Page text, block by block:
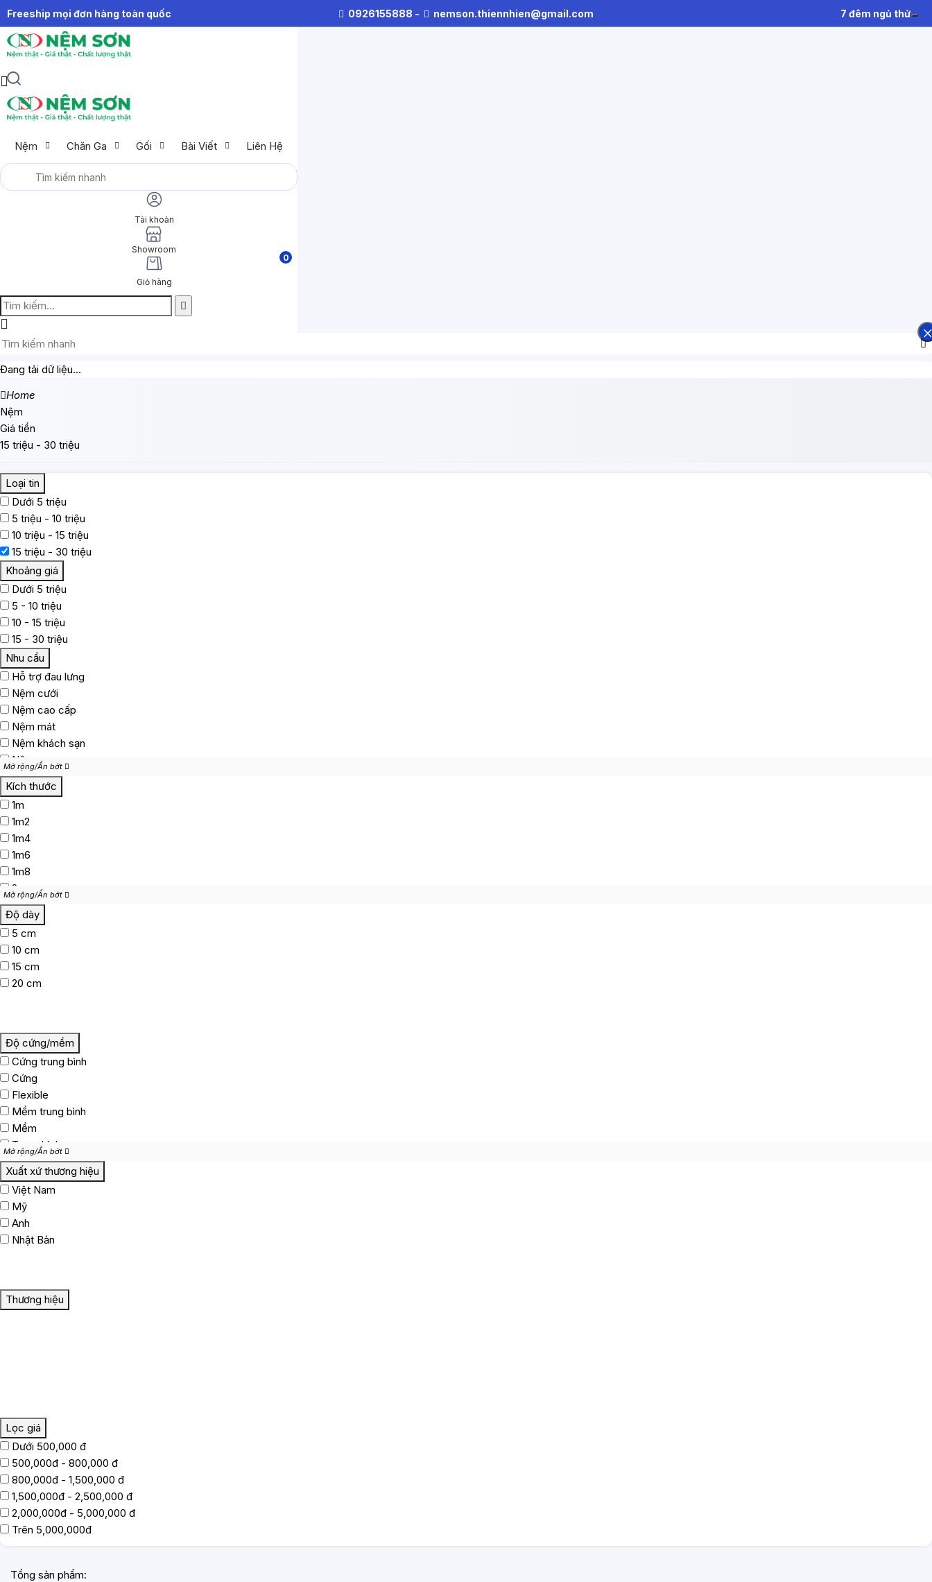
Freeship mọi đơn hàng toàn quốc 0926155888 - nemson.thiennhien@gmail.com 7 đêm ngủ thử
Nệm Chăn Ga Gối Bài Viết Liên Hệ
Tài khoản
Showroom
0
Giỏ hàng
Đang tải dữ liệu...
Home
Nệm
Giá tiền
15 triệu - 30 triệu
Loại tin
Dưới 5 triệu
5 triệu - 10 triệu
10 triệu - 15 triệu
15 triệu - 30 triệu
Khoảng giá
Dưới 5 triệu
5 - 10 triệu
10 - 15 triệu
15 - 30 triệu
Nhu cầu
Hỗ trợ đau lưng
Nệm cưới
Nệm cao cấp
Nệm mát
Nệm khách sạn
Nệm cao su non
Nệm gấp gọn
Mở rộng/Ẩn bớt
Mở rộng/Ẩn bớt
Kích thước
1m
1m2
1m4
1m6
1m8
2m
2m2
Mở rộng/Ẩn bớt
Mở rộng/Ẩn bớt
Độ dày
5 cm
10 cm
15 cm
20 cm
Độ cứng/mềm
Cứng trung bình
Cứng
Flexible
Mềm trung bình
Mềm
Trung bình
Mở rộng/Ẩn bớt
Mở rộng/Ẩn bớt
Xuất xứ thương hiệu
Việt Nam
Mỹ
Anh
Nhật Bản
Thương hiệu
Lọc giá
Dưới 500,000 đ
500,000đ - 800,000 đ
800,000đ - 1,500,000 đ
1,500,000đ - 2,500,000 đ
2,000,000đ - 5,000,000 đ
Trên 5,000,000đ
Tổng sản phẩm: